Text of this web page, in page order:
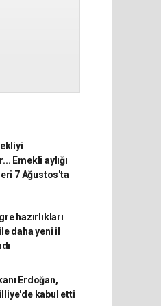
Emekli aylığı
7 Ağustos'ta
hazırlıkları
daha yeni il
Erdoğan,
kabul etti